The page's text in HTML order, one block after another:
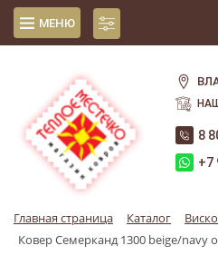
МЕНЮ
8
+7
Главная страница Каталог
Ковер Семерканд 1300 beige/navy